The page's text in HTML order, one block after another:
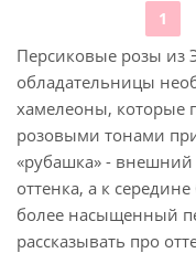
1
Персиковые розы из
обладательницы
хамелеоны, которые
розовыми тонами
«рубашка» - внешний
оттенка, а к
более насыщенный
рассказывать про